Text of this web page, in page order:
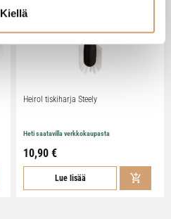
Kiellä
Heirol tiskiharja Steely
Heti saatavilla verkkokaupasta
10,90 €
Lue lisää